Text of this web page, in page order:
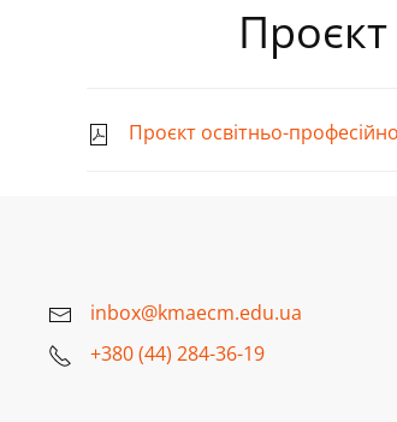
Проєкт освітньо-
inbox@kmaecm.edu.ua
+380 (44) 284-36-19